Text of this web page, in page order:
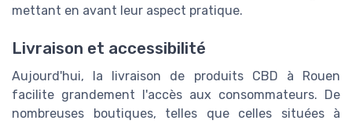
mettant en avant leur aspect pratique.
Livraison et accessibilité
Aujourd'hui, la livraison de produits CBD à Rouen
facilite grandement l'accès aux consommateurs. De
nombreuses boutiques, telles que celles situées à